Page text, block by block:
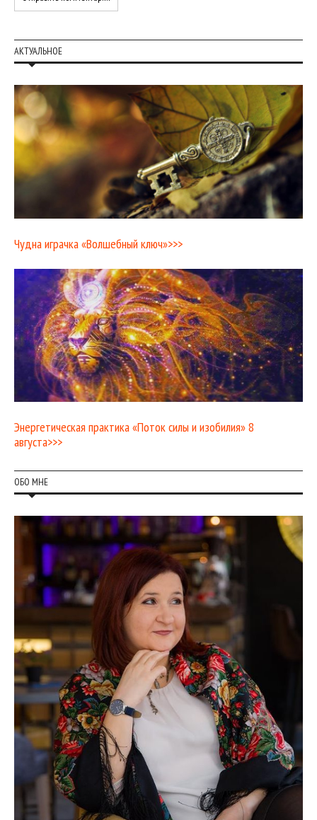
АКТУАЛЬНОЕ
Чудна играчка «Волшебный ключ»>>>
Энергетическая практика «Поток силы и изобилия» 8
августа>>>
ОБО МНЕ